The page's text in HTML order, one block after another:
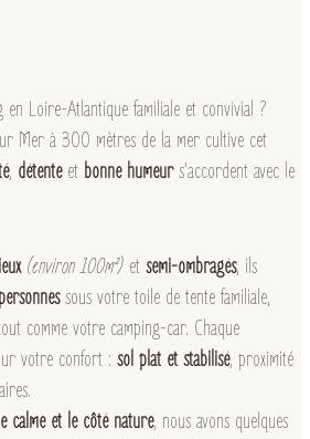
en Loire-Atlantique familiale et convivial ?
Mer à 300 mètres de la mer cultive cet
, détente et bonne humeurs’accordent avec le
(environ 100m²) et semi-ombragés, ils
sous votre toile de tente familiale,
comme votre camping-car. Chaque
votre confort : sol plat et stabilisé, proximité
calme et le côté nature, nous avons quelques